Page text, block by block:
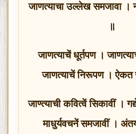
जाणत्याचा उल्लेख समजावा ।
॥
जाणत्याचें धूर्तपण ।
जाणत्याचें निरूपण ।
जाण्त्याची कवित्वें सिकावीं ।
माधुर्यवचनें समजावीं ।